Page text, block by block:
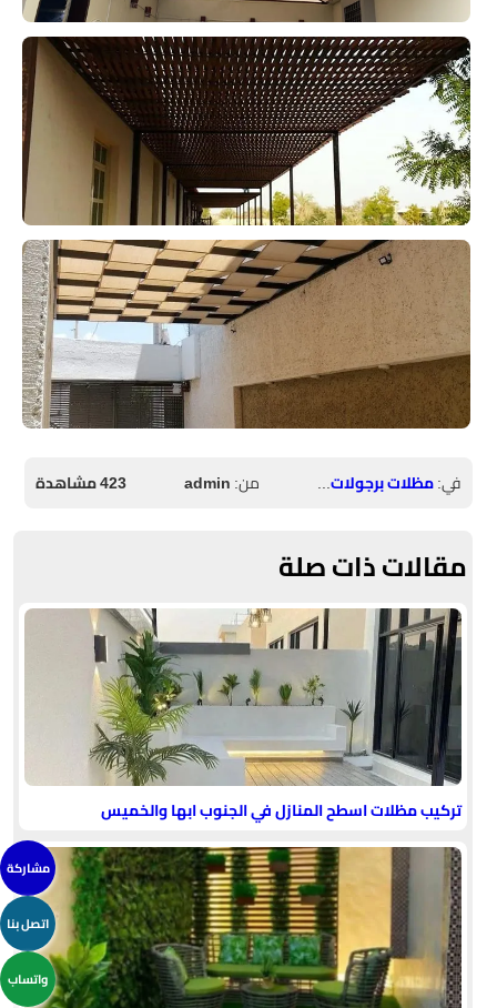
في:مظلات برجولات حدائق من:admin 423 مشاهدة
مقالات ذات صلة
تركيب مظلات اسطح المنازل في الجنوب ابها والخميس
مشاركة
اتصل بنا
واتساب